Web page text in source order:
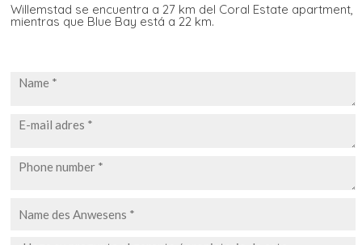
Willemstad se encuentra a 27 km del Coral Estate apartment,
mientras que Blue Bay está a 22 km.